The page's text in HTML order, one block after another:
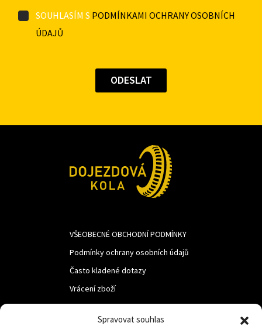
Spravovat souhlas
SOUHLASÍM S PODMÍNKAMI OCHRANY OSOBNÍCH
ÚDAJŮ
VŠEOBECNÉ OBCHODNÍ PODMÍNKY
Podmínky ochrany osobních údajů
Často kladené dotazy
Vrácení zboží
LUF s.r.o.